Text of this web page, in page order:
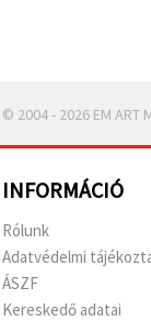
© 2004 - 2026 EM
INFORMÁCIÓ
Rólunk
Adatvédelmi
ÁSZF
Kereskedő adatai